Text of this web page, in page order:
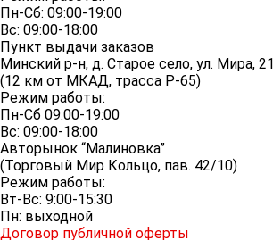
Пн-Сб: 09:00-19:00
Вс: 09:00-18:00
Пункт выдачи заказов
Минский р-н, д. Старое село, ул. Мира, 21
(12 км от МКАД, трасса P-65)
Режим работы:
Пн-Сб 09:00-19:00
Вс: 09:00-18:00
Авторынок “Малиновка”
(Торговый Мир Кольцо, пав. 42/10)
Режим работы:
Вт-Вс: 9:00-15:30
Пн: выходной
Договор публичной оферты